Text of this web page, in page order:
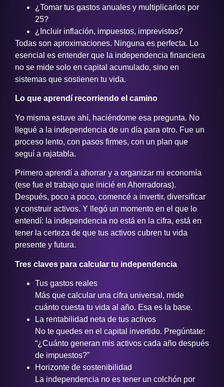
¿Tomar tus gastos anuales y multiplicarlos por
25?
¿Incluir inflación, impuestos, imprevistos?
Todas son aproximaciones. Ninguna es perfecta. Lo
esencial es entender que la independencia financiera
no se mide solo en capital acumulado, sino en
sistemas que sostienen tu vida.
Lo que aprendí recorriendo el camino
Yo misma estuve ahí, haciéndome esa pregunta. No
llegué a la independencia de un día para otro. Fue un
proceso lento, con pasos firmes, con un plan que
seguí a rajatabla.
Primero aprendí a ahorrar y a organizar mi economía
(ese fue el trabajo que inicié en Ahorradoras).
Después, poco a poco, comencé a invertir, diversificar
y construir activos. Y llegó un momento en el que lo
entendí: la independencia no está en la cifra, está en
tener la certeza de que tus activos cubren tu vida
presente y futura.
Tres claves para calcular tu independencia
Tus gastos reales
Más que calcular una cifra universal, mide
cuánto cuesta tu vida al año. Esa es la base.
La rentabilidad neta de tus activos
No te quedes en el capital invertido. Pregúntate:
“¿Cuánto generan mis activos cada año después
de impuestos?”
Horizonte de sostenibilidad
La independencia no es tener un colchón por